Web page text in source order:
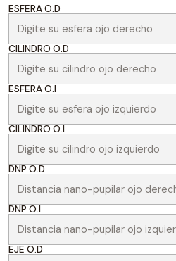
ESFERA O.D
CILINDRO O.D
ESFERA O.I
CILINDRO O.I
DNP O.D
DNP O.I
EJE O.D